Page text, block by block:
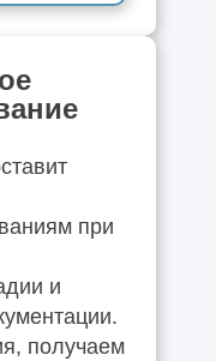
при
и
получаем